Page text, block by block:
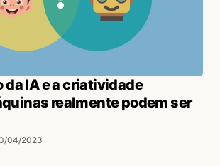
da IA e a criatividade
realmente podem ser
04/2023